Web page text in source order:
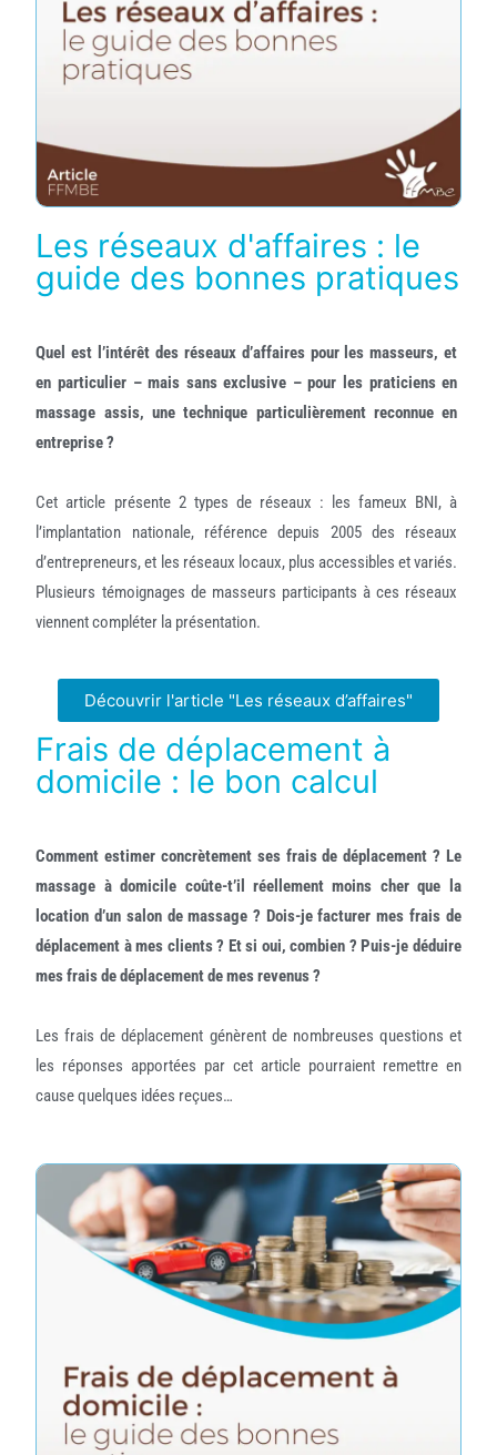
Les réseaux d'affaires : le
guide des bonnes pratiques
Quel est l’intérêt des réseaux d’affaires pour les masseurs, et
en particulier – mais sans exclusive – pour les praticiens en
massage assis, une technique particulièrement reconnue en
entreprise ?
Cet article présente 2 types de réseaux : les fameux BNI, à
l’implantation nationale, référence depuis 2005 des réseaux
d’entrepreneurs, et les réseaux locaux, plus accessibles et variés.
Plusieurs témoignages de masseurs participants à ces réseaux
viennent compléter la présentation.
Découvrir l'article "Les réseaux d’affaires"
Frais de déplacement à
domicile : le bon calcul
Comment estimer concrètement ses frais de déplacement ? Le
massage à domicile coûte-t’il réellement moins cher que la
location d’un salon de massage ? Dois-je facturer mes frais de
déplacement à mes clients ? Et si oui, combien ? Puis-je déduire
mes frais de déplacement de mes revenus ?
Les frais de déplacement génèrent de nombreuses questions et
les réponses apportées par cet article pourraient remettre en
cause quelques idées reçues…